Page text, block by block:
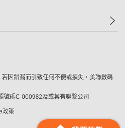
因錯漏而引致任何不便或損失，美聯數碼
號碼C-000982及或其有聯繫公司
政策